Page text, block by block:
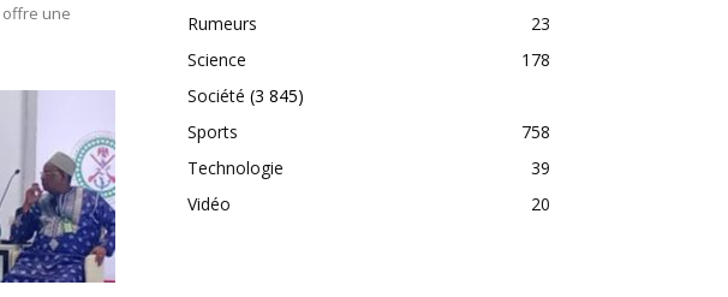
offre une
Rumeurs
23
Science
178
Société (3 845)
Sports
758
Technologie
39
Vidéo
20